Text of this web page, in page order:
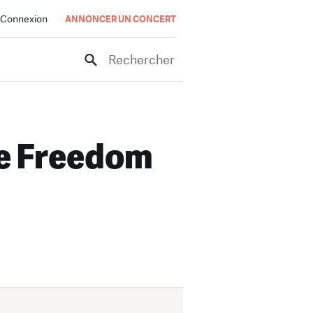
Connexion ANNONCER UN CONCERT
Rechercher
Freedom